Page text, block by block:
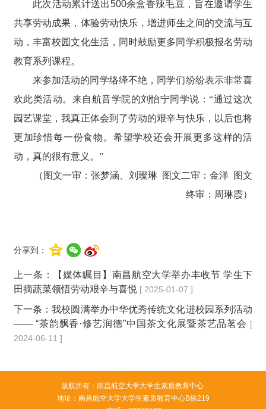
此次活动累计送出500余盒香辣毛豆， 旨在邀请学生
共享劳动成果，体验劳动快乐 ，增进师生之间的交流与互
动，丰富校园文化生活，同时鼓励更多同学积极报名劳动
教育系列课程。
来参加活动的同学络绎不绝， 同学们纷纷表示非常喜
欢此类活动。来自航音学院的刘怡宁同学说：“通过这次
园艺课堂，我真正体会到了劳动的艰辛与快乐，以后也将
更加珍惜每一份食物。希望学校还会开展更多这样的活
动，真的很有意义。 ”
（图文一审：张梦涵、刘璨琳 图文二审：金洋 图文
终审：周琳霞）
分享到：
上一条：
【媒体瞩目】南昌航空大学举办丰收节 学生下
田摘蔬菜领悟劳动艰辛与喜悦 [ 2025-01-07 ]
下一条：我校圆满举办中华优秀传统文化进校园系列活动
—— “茶韵飘香·修艺润德”中国茶文化展暨茶艺品茗会 [
2024-06-11 ]
版权所有：南昌航空大学大学生素质教育中心
地址：南昌航空大学大学生素质教育中心B栋219